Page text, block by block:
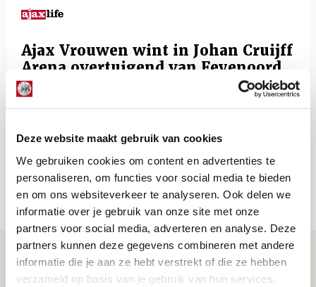
Deze website maakt gebruik van cookies
We gebruiken cookies om content en advertenties te
personaliseren, om functies voor social media te bieden
en om ons websiteverkeer te analyseren. Ook delen we
informatie over je gebruik van onze site met onze
partners voor social media, adverteren en analyse. Deze
partners kunnen deze gegevens combineren met andere
informatie die je aan ze hebt verstrekt of die ze hebben
verzameld op basis van je gebruik van hun services.
Ajax Vrouwen wint in Johan Cruijff
Arena overtuigend van Feyenoord
10 februari 2024 - 15:51
Feyenoord gewonnen. In de Johan Cruijff Arena
Zo’n vijftienduizend enthousiaste toeschouwers
mochten vier keer juichen (4-0).